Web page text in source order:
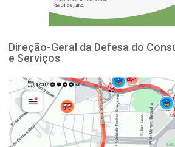
Direção-Geral da Defesa do
e Serviços